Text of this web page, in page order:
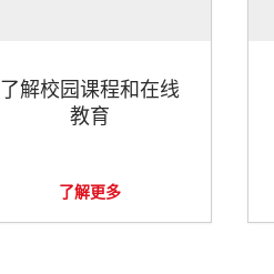
了解校园课程和在线
教育
了解更多